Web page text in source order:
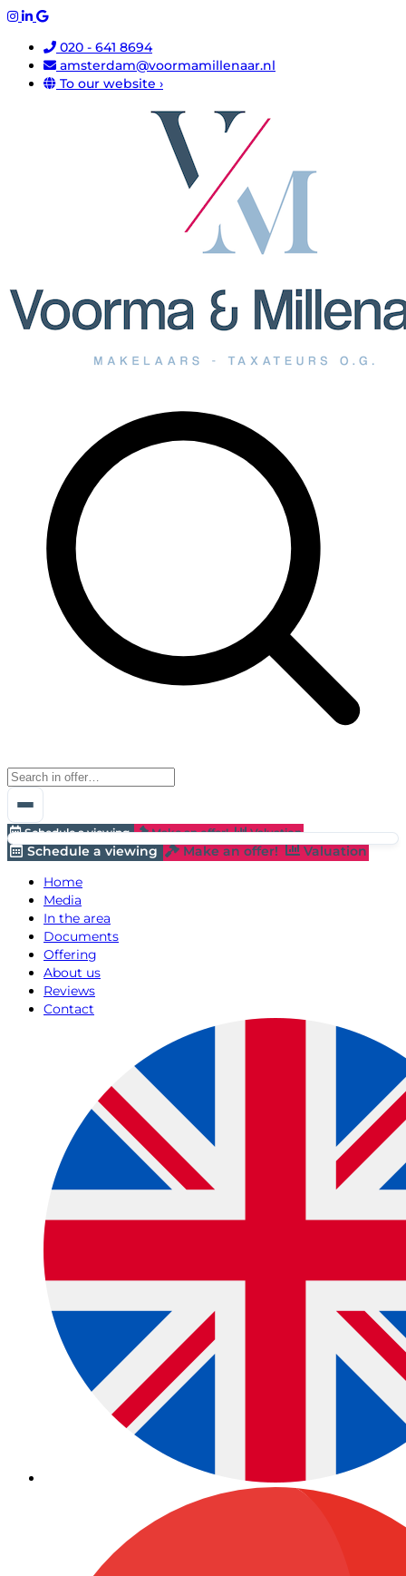
020 - 641 8694
amsterdam@voormamillenaar.nl
To our website ›
Schedule a viewing Make an offer! Valuation
Schedule a viewing Make an offer!
Valuation
Home
Media
In the area
Documents
Offering
About us
Reviews
Contact